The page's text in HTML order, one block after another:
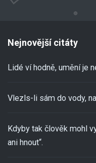
Nejnovější citáty
Lidé ví hodně, umění je
Vlezls-li sám do vody,
Kdyby tak člověk mohl
ani hnout“.